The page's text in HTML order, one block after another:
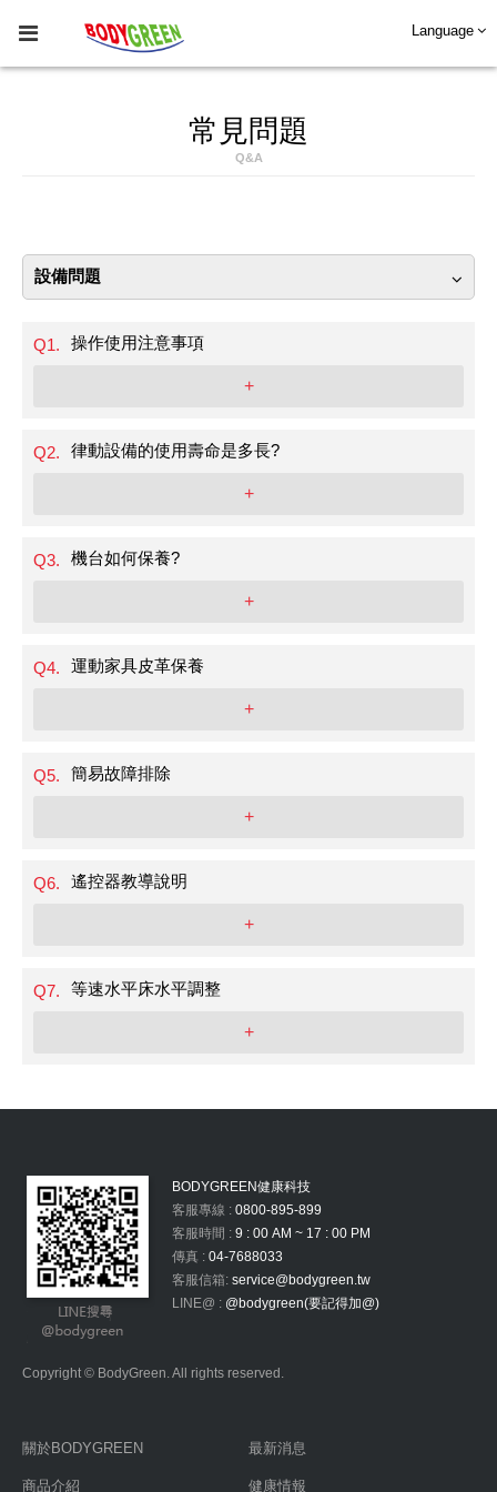
Language
常見問題
Q&A
設備問題
Q1. 操作使用注意事項
+
Q2. 律動設備的使用壽命是多長?
+
Q3. 機台如何保養?
+
Q4. 運動家具皮革保養
+
Q5. 簡易故障排除
+
Q6. 遙控器教導說明
+
Q7. 等速水平床水平調整
+
BODYGREEN健康科技
客服專線 : 0800-895-899
客服時間 : 9 : 00 AM ~ 17 : 00 PM
傳真 : 04-7688033
客服信箱: service@bodygreen.tw
LINE@ : @bodygreen(要記得加@)
Copyright © BodyGreen. All rights reserved.
關於BODYGREEN 最新消息
商品介紹 健康情報